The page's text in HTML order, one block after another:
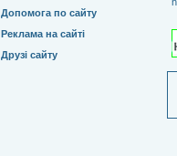
Допомога по сайту
Реклама на сайті
Друзі сайту